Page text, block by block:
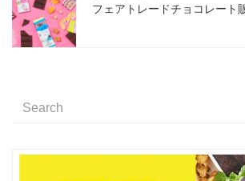
フェアトレードチョコレート